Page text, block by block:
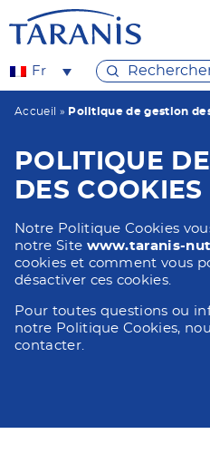
Fr
Accueil » Politique de gestion
POLITIQUE
DES COOKIES
Notre Politique Cookies
notre Site www.taranis-
cookies et comment vous
désactiver ces cookies.
Pour toutes questions ou
notre Politique Cookies,
contacter.